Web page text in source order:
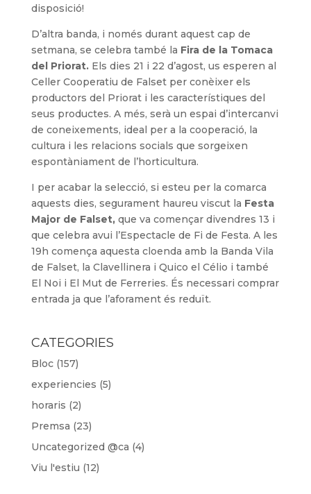
disposició!
D’altra banda, i només durant aquest cap de
setmana, se celebra també la Fira de la Tomaca
del Priorat.Els dies 21 i 22 d’agost, us esperen al
Celler Cooperatiu de Falset per conèixer els
productors del Priorat i les característiques del
seus productes. A més, serà un espai d’intercanvi
de coneixements, ideal per a la cooperació, la
cultura i les relacions socials que sorgeixen
espontàniament de l’horticultura.
I per acabar la selecció, si esteu per la comarca
aquests dies, segurament haureu viscut la Festa
Major de Falset,que va començar divendres 13 i
que celebra avui l’Espectacle de Fi de Festa. A les
19h comença aquesta cloenda amb la Banda Vila
de Falset, la Clavellinera i Quico el Célio i també
El Noi i El Mut de Ferreries. És necessari comprar
entrada ja que l’aforament és reduït.
CATEGORIES
Bloc(157)
experiencies (5)
horaris (2)
Premsa (23)
Uncategorized @ca (4)
Viu l'estiu (12)